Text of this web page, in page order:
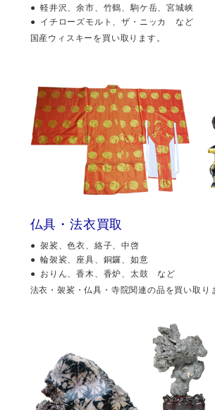
軽井沢、余市、竹鶴、駒ケ岳、宮城峡
イチローズモルト、ザ・ニッカ など
国産ウィスキーを買い取ります。
仏具・法衣買取
袈裟、色衣、絡子、中啓
輪袈裟、座具、銅鑼、如意
おりん、香木、香炉、太鼓 など
法衣・袈裟・仏具・寺院関連の品を買い取り